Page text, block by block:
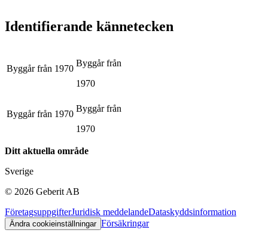
Identifierande kännetecken
Byggår från 1970
Byggår från
1970
Byggår från 1970
Byggår från
1970
Ditt aktuella område
Sverige
© 2026 Geberit AB
FöretagsuppgifterJuridisk meddelandeDataskyddsinformation
Ändra cookieinställningar Försäkringar